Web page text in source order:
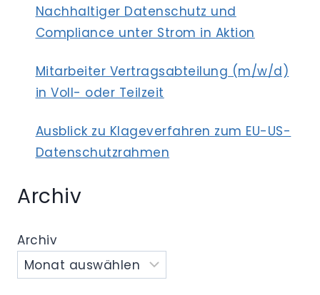
Nachhaltiger Datenschutz und
Compliance unter Strom in Aktion
Mitarbeiter Vertragsabteilung (m/w/d)
in Voll- oder Teilzeit
Ausblick zu Klageverfahren zum EU-US-
Datenschutzrahmen
Archiv
Archiv